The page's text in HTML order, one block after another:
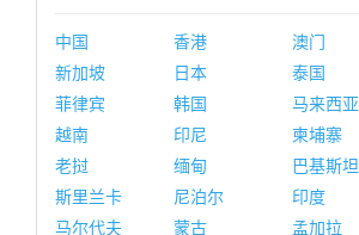
中国 香港
澳门
新加坡
日本
泰国
菲律宾
韩国
马来西亚
越南
印尼
柬埔寨
老挝
缅甸
巴基斯坦
斯里兰卡
尼泊尔
印度
马尔代夫
蒙古
孟加拉